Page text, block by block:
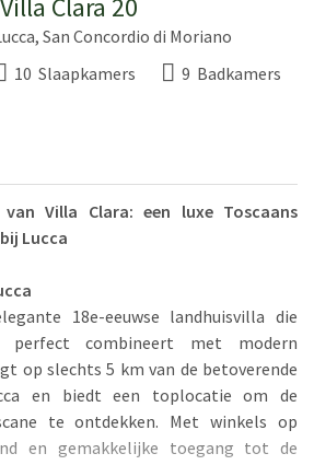
, San Concordio di Moriano
10 Slaapkamers 9 Badkamers
Villa Clara: een luxe Toscaans
Lucca
18e-eeuwse landhuisvilla die
perfect combineert met modern
op slechts 5 km van de betoverende
en biedt een toplocatie om de
te ontdekken. Met winkels op
en gemakkelijke toegang tot de